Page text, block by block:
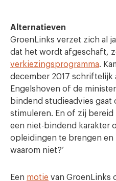
Alternatieven
GroenLinks verzet zich al
dat het wordt afgeschaft,
verkiezingsprogramma.
december 2017 schriftelijk
Engelshoven of de
bindend studieadvies gaat
stimuleren. En of zij bereid
een niet-bindend karakter
opleidingen te brengen en
waarom niet?’
Een motie van GroenLinks